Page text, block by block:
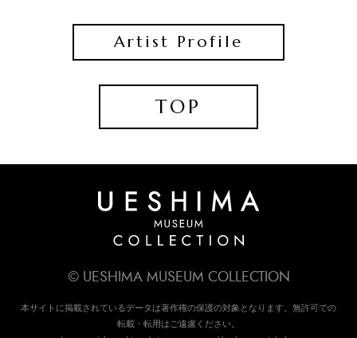
Artist Profile
TOP
© UESHIMA MUSEUM COLLECTION
本サイトに掲載されているデータは著作権の保護の対象となります。無許可での
転載・転用はご遠慮ください。